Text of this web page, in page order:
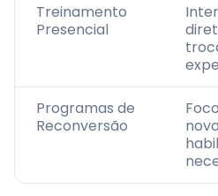
Treinamento
Presencial
Programas de
Reconversão